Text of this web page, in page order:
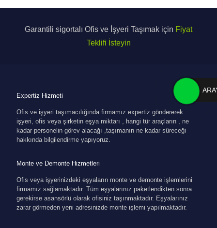
Garantili sigortalı Ofis ve İşyeri Taşımak için Fiyat
Teklifi İsteyin
Expertiz Hizmeti
Ofis ve işyeri taşımacılığında firmamız expertiz göndererek
işyeri, ofis veya şirketin eşya miktarı , hangi tür araçların , ne
kadar personelin görev alacağı ,taşımanın ne kadar süreceği
hakkında bilgilendirme yapıyoruz.
Monte ve Demonte Hizmetleri
Ofis veya işyerinizdeki eşyaların monte ve demonte işlemlerini
firmamız sağlamaktadır. Tüm eşyalarınız paketlendikten sonra
gerekirse asansörlü olarak ofisiniz taşınmaktadır. Eşyalarınız
zarar görmeden yeni adresinizde monte işlemi yapılmaktadır.